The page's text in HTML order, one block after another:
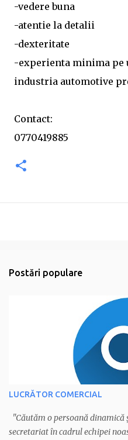
-vedere buna
-atentie la detalii
-dexteritate
-experienta minima
industria automotive
Contact:
0770419885
Postări populare
LUCRĂTOR COMERCIAL
"Căutăm o persoană
secretariat în cadrul echipei